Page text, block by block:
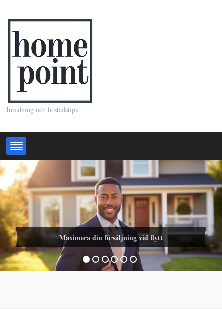
Inredning och bostadstips
Maximera din försäljning vid flytt